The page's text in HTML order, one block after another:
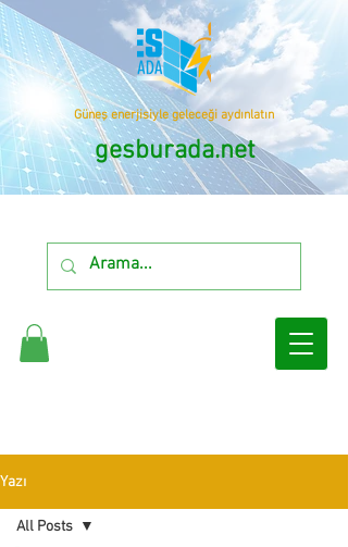
Güneş enerjisiyle geleceği aydınlatın
gesburada.net
Yazı
All Posts